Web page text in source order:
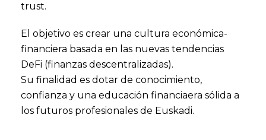
trust.
El objetivo es crear una cultura económica-
financiera basada en las nuevas tendencias
DeFi (finanzas descentralizadas).
Su finalidad es dotar de conocimiento,
confianza y una educación financiaera sólida a
los futuros profesionales de Euskadi.